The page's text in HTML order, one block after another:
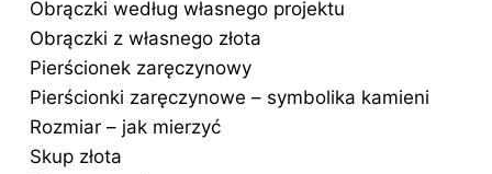
Obrączki według własnego projektu
Obrączki z własnego złota
Pierścionek zaręczynowy
Pierścionki zaręczynowe – symbolika kamieni
Rozmiar – jak mierzyć
Skup złota